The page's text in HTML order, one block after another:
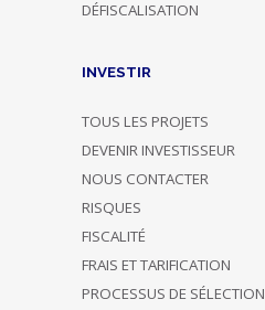
DÉFISCALISATION
INVESTIR
TOUS LES PROJETS
DEVENIR INVESTISSEUR
NOUS CONTACTER
RISQUES
FISCALITÉ
FRAIS ET TARIFICATION
PROCESSUS DE SÉLECTION